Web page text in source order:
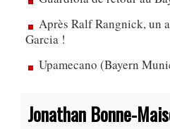
Après Ralf Rangnick, un
Garcia !
Upamecano (Bayern
Jonathan Bonne-